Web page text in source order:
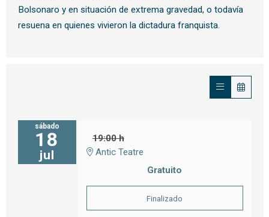
Bolsonaro y en situación de extrema gravedad, o todavía
resuena en quienes vivieron la dictadura franquista.
sábado
18
jul
19:00 h
Antic Teatre
Gratuito
Finalizado